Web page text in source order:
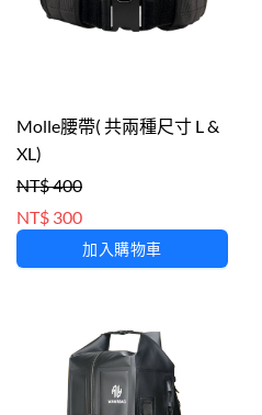
Molle腰帶( 共兩種尺寸 L &
XL)
NT$ 400
NT$ 300
加入購物車